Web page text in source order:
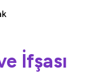
İfşası